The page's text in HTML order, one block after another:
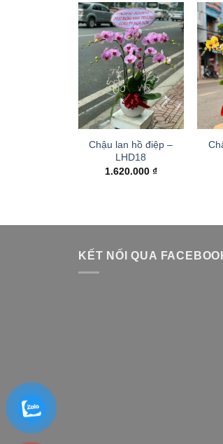
Chậu lan hồ điệp –
LHD18
1.620.000 ₫
KẾT NỐI QUA